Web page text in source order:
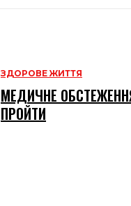
ЗДОРОВЕ ЖИТТЯ
МЕДИЧНЕ
ПРОЙТИ